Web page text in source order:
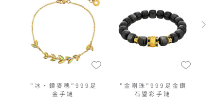
"冰‧鑽麥穗"999足
金手鏈
"金剛珠"999足金鑽
石鎏彩手鏈